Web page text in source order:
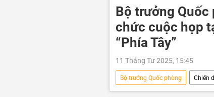
Bộ trưởng
chức cuộc họp
“Phía Tây”
11 Tháng Tư 2025, 15:45
Bộ trưởng Quốc phòng Chiến
Andrei Belousov
Bộ